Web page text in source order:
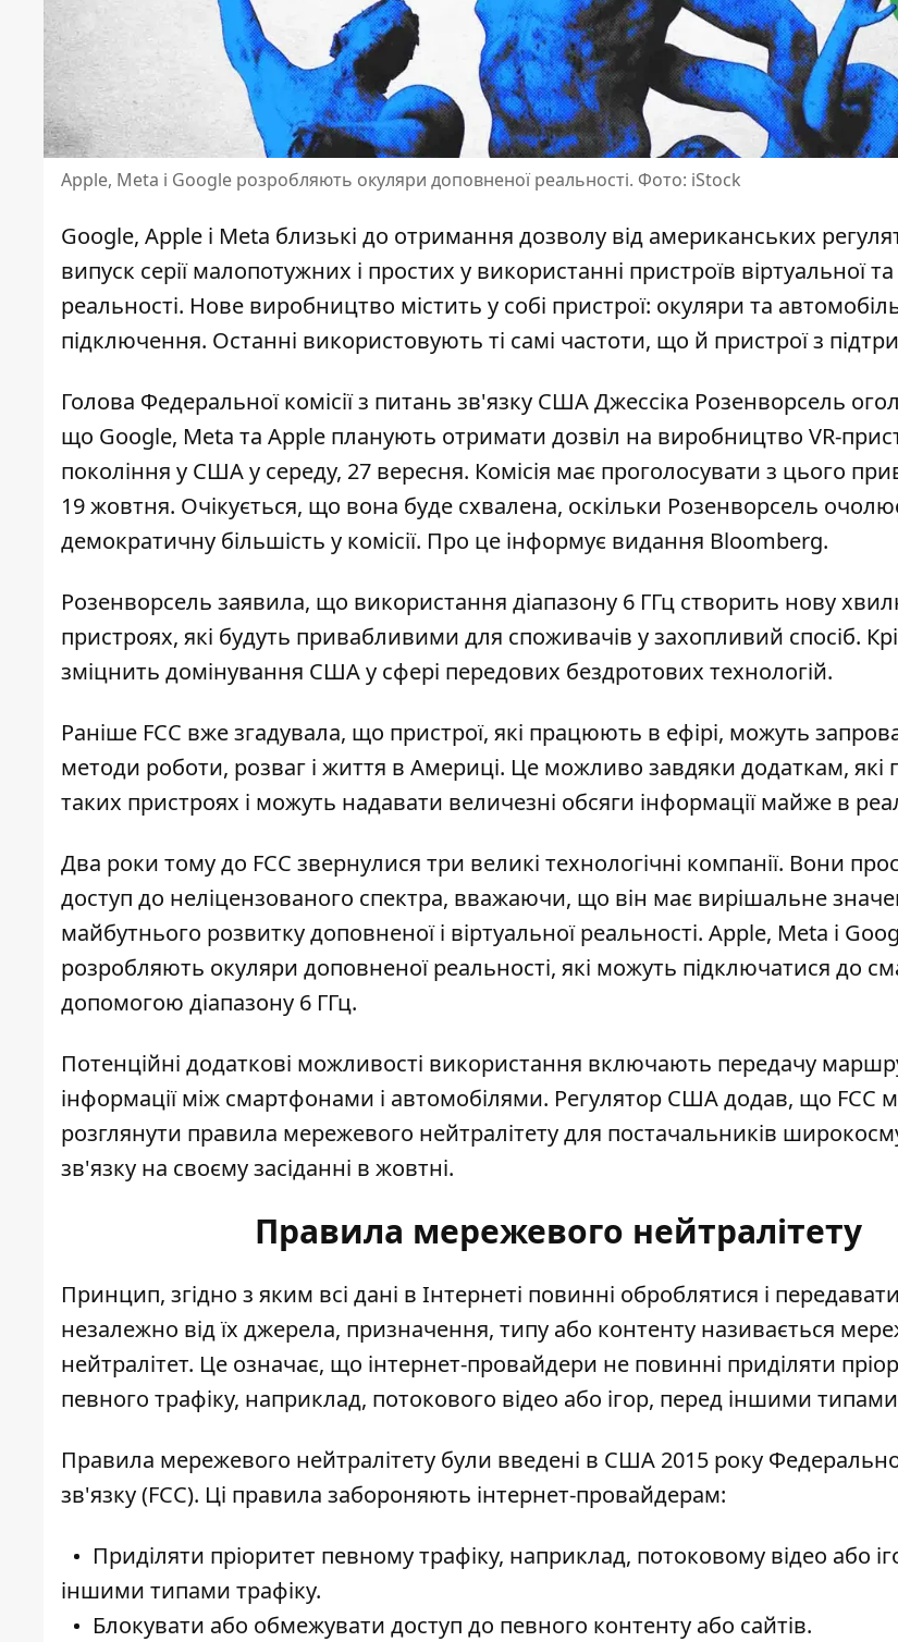
Apple, Meta і Google розробляють окуляри доповненої реальності. Фото: iStock
Google, Apple і Meta близькі до отримання дозволу від американських
випуск серії малопотужних і простих у використанні пристроїв віртуальної
реальності. Нове виробництво містить у собі пристрої: окуляри та
підключення. Останні використовують ті самі частоти, що й пристрої з
Голова Федеральної комісії з питань зв'язку США Джессіка Розенворсель
що Google, Meta та Apple планують отримати дозвіл на виробництво VR-
покоління у США у середу, 27 вересня. Комісія має проголосувати з цього
19 жовтня. Очікується, що вона буде схвалена, оскільки Розенворсель
демократичну більшість у комісії. Про це інформує видання Bloomberg.
Розенворсель заявила, що використання діапазону 6 ГГц створить нову
пристроях, які будуть привабливими для споживачів у захопливий спосіб.
зміцнить домінування США у сфері передових бездротових технологій.
Раніше FCC вже згадувала, що пристрої, які працюють в ефірі, можуть
методи роботи, розваг і життя в Америці. Це можливо завдяки додаткам,
таких пристроях і можуть надавати величезні обсяги інформації майже в
Два роки тому до FCC звернулися три великі технологічні компанії. Вони
доступ до неліцензованого спектра, вважаючи, що він має вирішальне
майбутнього розвитку доповненої і віртуальної реальності. Apple, Meta і
розробляють окуляри доповненої реальності, які можуть підключатися до
допомогою діапазону 6 ГГц.
Потенційні додаткові можливості використання включають передачу
інформації між смартфонами і автомобілями. Регулятор США додав, що FCC
розглянути правила мережевого нейтралітету для постачальників
зв'язку на своєму засіданні в жовтні.
Правила мережевого нейтралітету
Принцип, згідно з яким всі дані в Інтернеті повинні оброблятися і
незалежно від їх джерела, призначення, типу або контенту називається
нейтралітет. Це означає, що інтернет-провайдери не повинні приділяти
певного трафіку, наприклад, потокового відео або ігор, перед іншими типами
Правила мережевого нейтралітету були введені в США 2015 року
зв'язку (FCC). Ці правила забороняють інтернет-провайдерам:
Приділяти пріоритет певному трафіку, наприклад, потоковому відео або
іншими типами трафіку.
Блокувати або обмежувати доступ до певного контенту або сайтів.